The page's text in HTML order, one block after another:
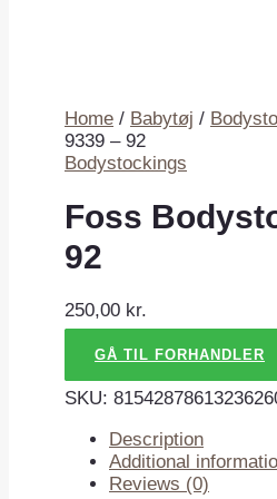
Home / Babytøj /
9339 – 92
Bodystockings
Foss
92
250,00 kr.
GÅ TIL FORHANDLER
SKU:
Description
Additional
Reviews (0)